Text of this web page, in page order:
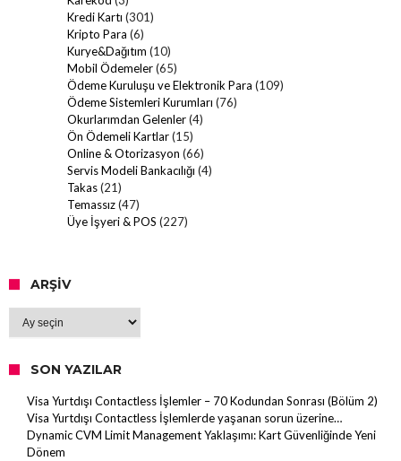
Kredi Kartı (301)
Kripto Para (6)
Kurye&Dağıtım (10)
Mobil Ödemeler(65)
Ödeme Kuruluşu ve Elektronik Para (109)
Ödeme Sistemleri Kurumları (76)
Okurlarımdan Gelenler(4)
Ön Ödemeli Kartlar(15)
Online & Otorizasyon (66)
Servis Modeli Bankacılığı (4)
Takas(21)
Temassız(47)
Üye İşyeri & POS (227)
ARŞIV
Arşiv
SON YAZILAR
Visa Yurtdışı Contactless İşlemler – 70 Kodundan Sonrası (Bölüm 2)
Visa Yurtdışı Contactless İşlemlerde yaşanan sorun üzerine…
Dynamic CVM Limit Management Yaklaşımı: Kart Güvenliğinde Yeni
Dönem